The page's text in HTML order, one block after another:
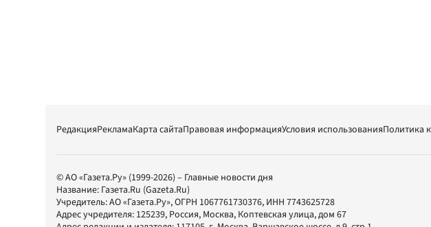
РедакцияРекламаКарта сайтаПравовая информацияУсловия использованияПолитика
© АО «Газета.Ру» (1999-2026) – Главные новости дня
Название: Газета.Ru (Gazeta.Ru)
Учредитель:АО «Газета.Ру», ОГРН 1067761730376, ИНН 7743625728
Адрес учредителя: 125239, Россия, Москва, Коптевская улица, дом 67